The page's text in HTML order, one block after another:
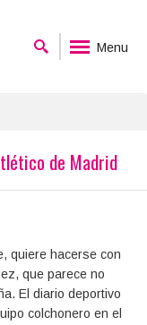
Menu
de Madrid
quiere hacerse con
que parece no
El diario deportivo
colchonero en el